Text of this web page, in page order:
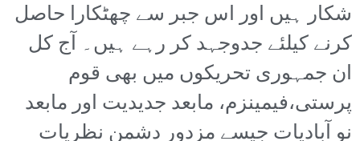
شکار ہیں اور اس جبر سے چھٹکارا حاصل
کرنے کیلئے جدوجہد کر رہے ہیں۔ آج کل
ان جمہوری تحریکوں میں بھی قوم
پرستی،فیمینزم، مابعد جدیدیت اور مابعد
نو آبادیات جیسے مزدور دشمن نظریات